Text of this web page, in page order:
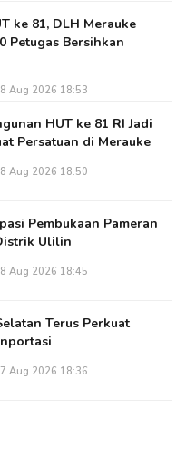
ke 81, DLH Merauke
Petugas Bersihkan
Aug 2026 18:53
HUT ke 81 RI Jadi
Persatuan di Merauke
Aug 2026 18:50
Pembukaan Pameran
Ulilin
Aug 2026 18:45
Terus Perkuat
Aug 2026 18:36